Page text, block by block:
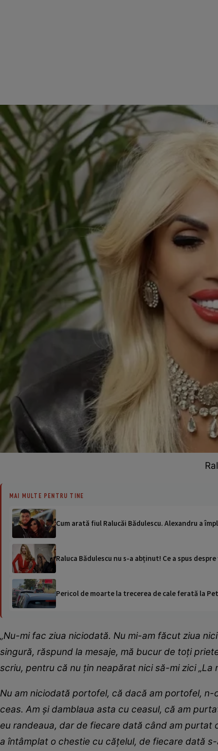
MAI MULTE PENTRU TINE
Cum arată fiul Ralucăi Bădulescu. Alexandru a
Raluca Bădulescu nu s-a abținut! Ce a spus
Pericol de moarte la trecerea de cale ferată la
„Nu-mi fac ziua niciodată. Nu mi-am făcut ziua
singură, răspund la mesaje, mă bucur de toți
scriu, pentru că nu țin neapărat nici să-mi zici „La
Nu am niciodată portofel, că dacă am portofel,
ceas. Am și damblaua asta cu ceasul, că am
eu randeaua, dar de fiecare dată când am
a întâmplat o chestie cu cățelul, de fiecare dată